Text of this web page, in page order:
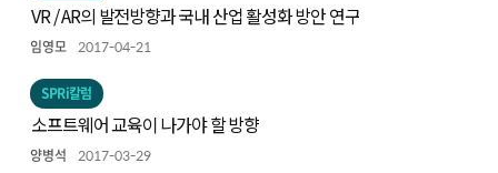
VR / AR의 발전방향과 국내 산업 활성화 방안 연구
임영모 2017-04-21
SPRi칼럼
소프트웨어 교육이 나가야 할 방향
양병석 2017-03-29